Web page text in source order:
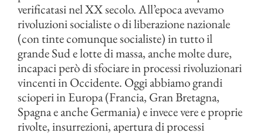
verificatasi nel XX secolo. All’epoca avevamo
rivoluzioni socialiste o di liberazione nazionale
(con tinte comunque socialiste) in tutto il
grande Sud e lotte di massa, anche molte dure,
incapaci però di sfociare in processi rivoluzionari
vincenti in Occidente. Oggi abbiamo grandi
scioperi in Europa (Francia, Gran Bretagna,
Spagna e anche Germania) e invece vere e proprie
rivolte, insurrezioni, apertura di processi